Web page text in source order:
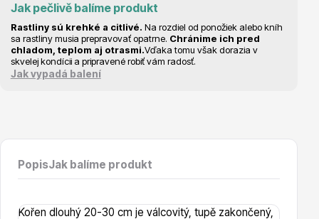
Nářadí, příslušenství
Postřiky, přípravky
Jak pečlivě balíme produkt
Rastliny sú krehké a citlivé. Na rozdiel od ponožiek alebo kníh
sa rastliny musia prepravovať opatrne. Chránime ich pred
chladom, teplom aj otrasmi.Vďaka tomu však dorazia v
skvelej kondícii a pripravené robiť vám radosť.
Jak vypadá balení
PopisJak balíme produkt
Kořen dlouhý 20-30 cm je válcovitý, tupě zakončený,